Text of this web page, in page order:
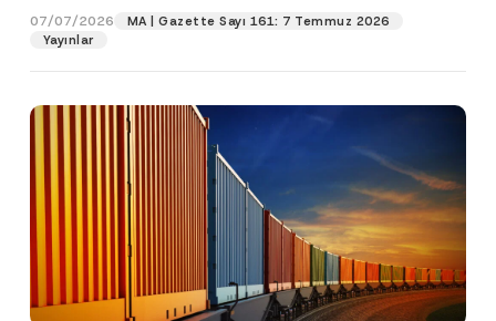
07/07/2026
MA | Gazette Sayı 161: 7 Temmuz 2026
YayınlarPozisyon
E-Posta Adresi
Telefon Numarası